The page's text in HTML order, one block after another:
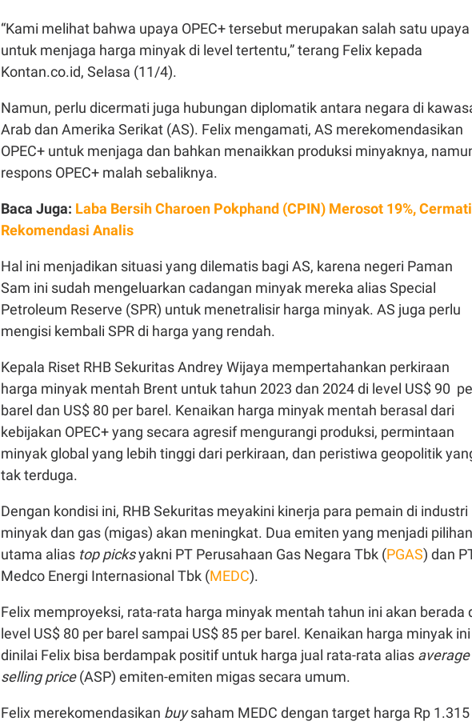
“Kami melihat bahwa upaya OPEC+ tersebut merupakan salah satu upaya
untuk menjaga harga minyak di level tertentu,” terang Felix kepada
Kontan.co.id, Selasa (11/4).
Namun, perlu dicermati juga hubungan diplomatik antara negara di
Arab dan Amerika Serikat (AS). Felix mengamati, AS merekomendasikan
OPEC+ untuk menjaga dan bahkan menaikkan produksi minyaknya,
respons OPEC+ malah sebaliknya.
Baca Juga: Laba Bersih Charoen Pokphand (CPIN) Merosot 19%, Cermati
Rekomendasi Analis
Hal ini menjadikan situasi yang dilematis bagi AS, karena negeri Paman
Sam ini sudah mengeluarkan cadangan minyak mereka alias Special
Petroleum Reserve (SPR) untuk menetralisir harga minyak. AS juga perlu
mengisi kembali SPR di harga yang rendah.
Kepala Riset RHB Sekuritas Andrey Wijaya mempertahankan perkiraan
harga minyak mentah Brent untuk tahun 2023 dan 2024 di level US$ 90
barel dan US$ 80 per barel. Kenaikan harga minyak mentah berasal dari
kebijakan OPEC+ yang secara agresif mengurangi produksi, permintaan
minyak global yang lebih tinggi dari perkiraan, dan peristiwa geopolitik
tak terduga.
Dengan kondisi ini, RHB Sekuritas meyakini kinerja para pemain di industri
minyak dan gas (migas) akan meningkat. Dua emiten yang menjadi pilihan
utama alias top picksyakni PT Perusahaan Gas Negara Tbk (PGAS) dan
Medco Energi Internasional Tbk (MEDC).
Felix memproyeksi, rata-rata harga minyak mentah tahun ini akan berada
level US$ 80 per barel sampai US$ 85 per barel. Kenaikan harga minyak ini
dinilai Felix bisa berdampak positif untuk harga jual rata-rata alias average
selling price(ASP) emiten-emiten migas secara umum.
Felix merekomendasikan buysaham MEDC dengan target harga Rp 1.315